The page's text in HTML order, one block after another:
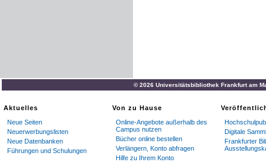
© 2026 Universitätsbibliothek Frankfurt am
Aktuelles
Neue Seiten
Neuerwerbungslisten
Neue Datenbanken
Führungen und Schulungen
Von zu Hause
Online-Angebote außerhalb des
Campus nutzen
Bücher online bestellen
Verlängern, Konto abfragen
Hilfe zu Ihrem Konto
Digitale
Frankfurter